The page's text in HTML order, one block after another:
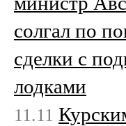
солгал по
сделки с
лодками
11.11